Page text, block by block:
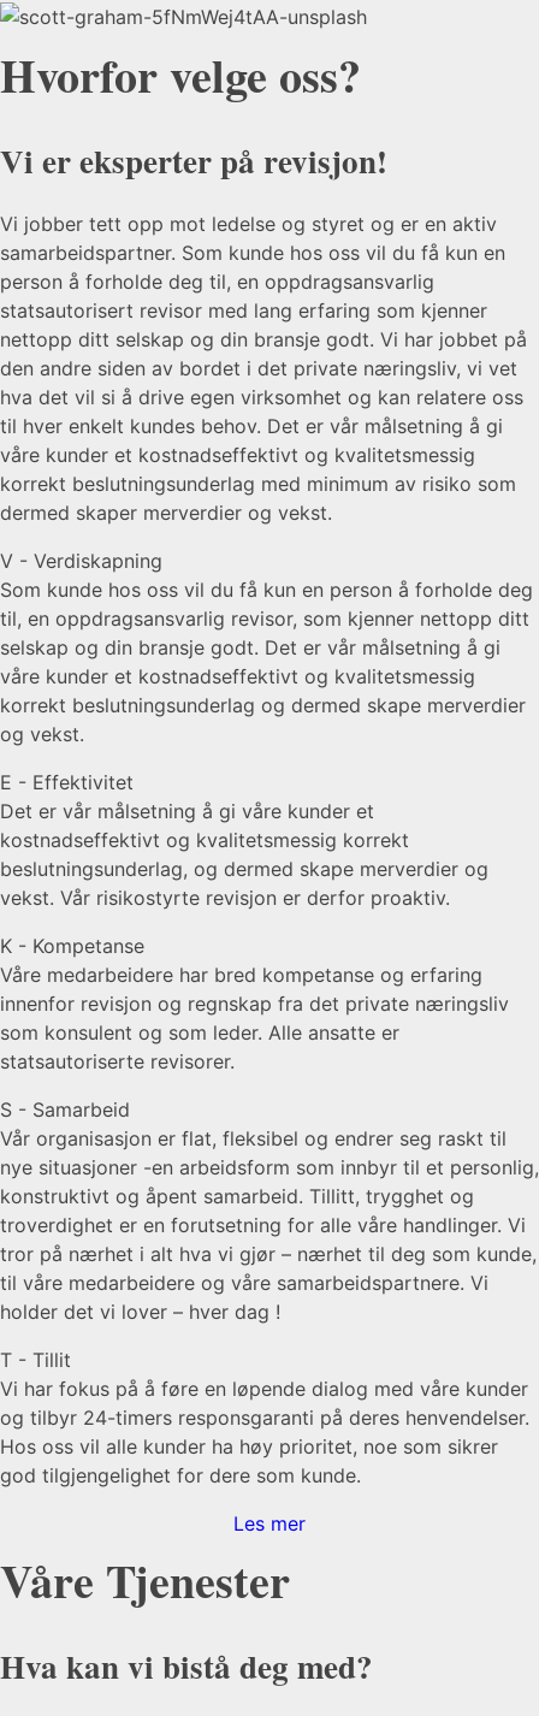
Hvorfor velge oss?
Vi er eksperter på revisjon!
Vi jobber tett opp mot ledelse og styret og er en aktiv
samarbeidspartner. Som kunde hos oss vil du få kun en
person å forholde deg til, en oppdragsansvarlig
statsautorisert revisor med lang erfaring som kjenner
nettopp ditt selskap og din bransje godt. Vi har jobbet på
den andre siden av bordet i det private næringsliv, vi vet
hva det vil si å drive egen virksomhet og kan relatere oss
til hver enkelt kundes behov. Det er vår målsetning å gi
våre kunder et kostnadseffektivt og kvalitetsmessig
korrekt beslutningsunderlag med minimum av risiko som
dermed skaper merverdier og vekst.
V - Verdiskapning
Som kunde hos oss vil du få kun en person å forholde deg
til, en oppdragsansvarlig revisor, som kjenner nettopp ditt
selskap og din bransje godt. Det er vår målsetning å gi
våre kunder et kostnadseffektivt og kvalitetsmessig
korrekt beslutningsunderlag og dermed skape merverdier
og vekst.
E - Effektivitet
Det er vår målsetning å gi våre kunder et
kostnadseffektivt og kvalitetsmessig korrekt
beslutningsunderlag, og dermed skape merverdier og
vekst. Vår risikostyrte revisjon er derfor proaktiv.
K - Kompetanse
Våre medarbeidere har bred kompetanse og erfaring
innenfor revisjon og regnskap fra det private næringsliv
som konsulent og som leder. Alle ansatte er
statsautoriserte revisorer.
S - Samarbeid
Vår organisasjon er flat, fleksibel og endrer seg raskt til
nye situasjoner -en arbeidsform som innbyr til et personlig,
konstruktivt og åpent samarbeid. Tillitt, trygghet og
troverdighet er en forutsetning for alle våre handlinger. Vi
tror på nærhet i alt hva vi gjør – nærhet til deg som kunde,
til våre medarbeidere og våre samarbeidspartnere. Vi
holder det vi lover – hver dag !
T - Tillit
Vi har fokus på å føre en løpende dialog med våre kunder
og tilbyr 24-timers responsgaranti på deres henvendelser.
Hos oss vil alle kunder ha høy prioritet, noe som sikrer
god tilgjengelighet for dere som kunde.
Les mer
Våre Tjenester
Hva kan vi bistå deg med?